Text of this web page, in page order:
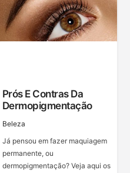
Prós E Contras Da
Dermopigmentação
Beleza
Já pensou em fazer maquiagem
permanente, ou
dermopigmentação? Veja aqui os